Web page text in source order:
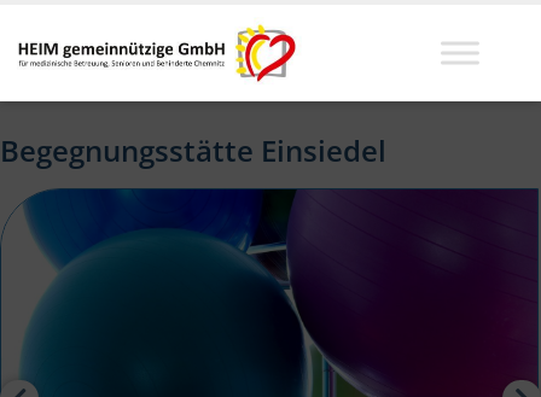
Begegnungsstätte Einsiedel